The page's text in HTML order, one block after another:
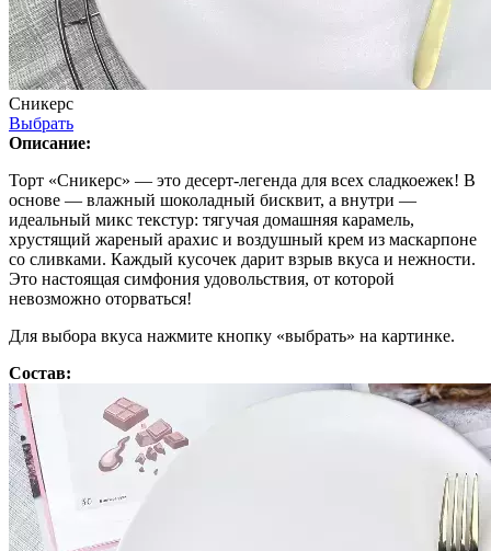
Сникерс
Выбрать
Описание:
Торт «Сникерс» — это десерт-легенда для всех сладкоежек! В
основе — влажный шоколадный бисквит, а внутри —
идеальный микс текстур: тягучая домашняя карамель,
хрустящий жареный арахис и воздушный крем из маскарпоне
со сливками. Каждый кусочек дарит взрыв вкуса и нежности.
Это настоящая симфония удовольствия, от которой
невозможно оторваться!
Для выбора вкуса нажмите кнопку «выбрать» на картинке.
Состав: